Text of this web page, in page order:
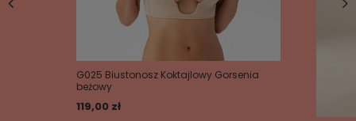
Twój email
G025 Biustonosz Koktajlowy Gorsenia
beżowy
119,00 zł